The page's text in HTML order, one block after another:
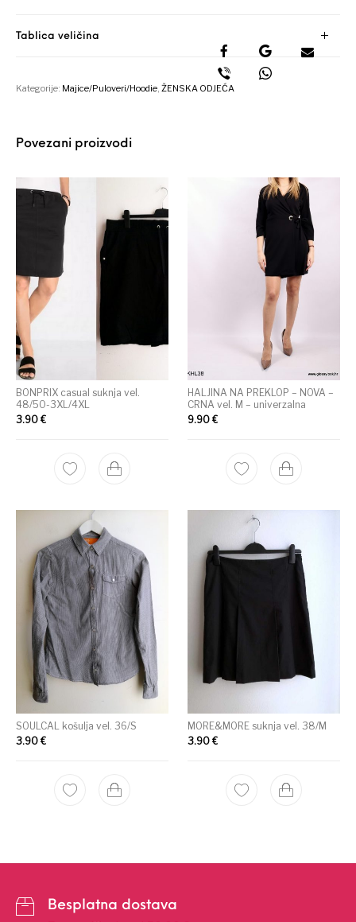
Tablica veličina
Kategorije: Majice/Puloveri/Hoodie ,ŽENSKA ODJEĆA
Povezani proizvodi
BONPRIX casual suknja vel.
48/50-3XL/4XL
3.90€
HALJINA NA PREKLOP – NOVA –
CRNA vel. M – univerzalna
9.90 €
SOULCAL košulja vel. 36/S
3.90€
MORE&MORE suknja vel. 38/M
3.90 €
Besplatna dostava